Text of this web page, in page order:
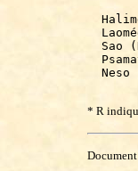
Sao
Neso
* R